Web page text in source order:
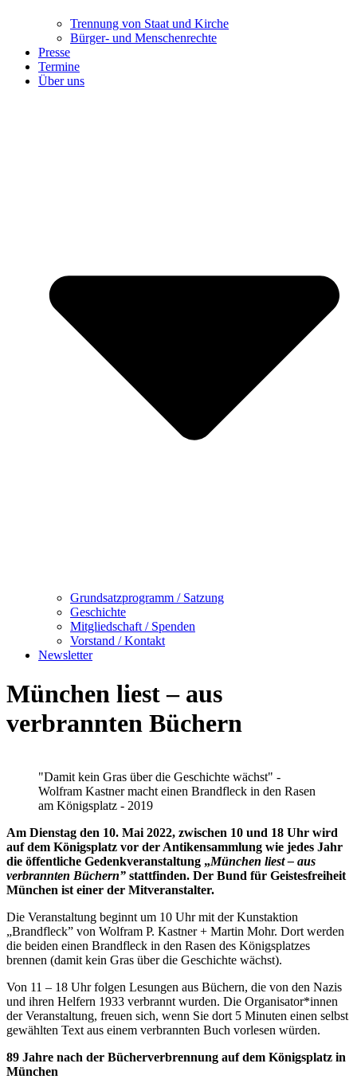
Trennung ​​​​​​​von Staat und Kirche
Bürger- und Menschenrechte
Presse
Termine
Über uns
Grundsatzprogramm / Satzung
Geschichte
Mitgliedschaft / Spenden
Vorstand / Kontakt
Newsletter
München liest – aus
verbrannten Büchern
"Damit kein Gras über die Geschichte wächst" -
Wolfram Kastner macht einen Brandfleck in den Rasen
am Königsplatz - 2019
Am Dienstag den 10. Mai 2022, zwischen 10 und 18 Uhr wird
auf dem Königsplatz vor der Antikensammlung wie jedes Jahr
die öffentliche Gedenkveranstaltung „München liest – aus
verbrannten Büchern” stattfinden. Der Bund für Geistesfreiheit
München ist einer der Mitveranstalter.
Die Veranstaltung beginnt um 10 Uhr mit der Kunstaktion
„Brandfleck” von Wolfram P. Kastner + Martin Mohr. Dort werden
die beiden einen Brandfleck in den Rasen des Königsplatzes
brennen (damit kein Gras über die Geschichte wächst).
Von 11 – 18 Uhr folgen Lesungen aus Büchern, die von den Nazis
und ihren Helfern 1933 verbrannt wurden. Die Organisator*innen
der Veranstaltung, freuen sich, wenn Sie dort 5 Minuten einen selbst
gewählten Text aus einem verbrannten Buch vorlesen würden.
89 Jahre nach der Bücherverbrennung auf dem Königsplatz in
München